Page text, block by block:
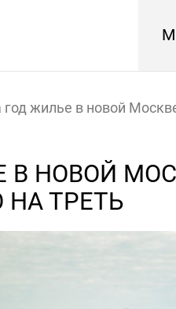
год жилье в новой
В НОВОЙ
ТРЕТЬ